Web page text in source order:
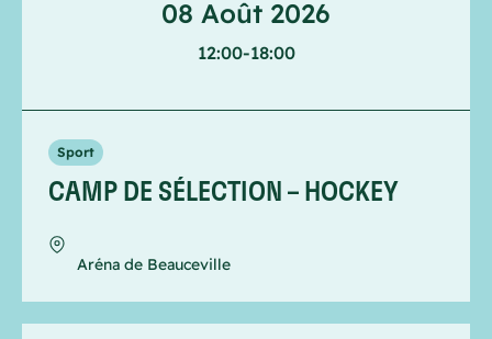
08 Août 2026
12:00-18:00
Sport
CAMP DE SÉLECTION – HOCKEY
Aréna de Beauceville